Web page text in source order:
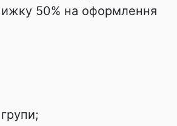
50% на оформлення